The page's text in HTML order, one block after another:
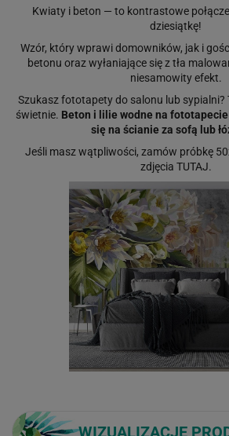
Kwiaty i beton — to kontrastowe
dziesiątkę!
Wzór, który wprawi domowników, jak i
betonu oraz wyłaniające się z tła
niesamowity efekt.
Szukasz fototapety do salonu lub sypialni?
świetnie. Beton i lilie wodne na
się na ścianie za sofą lub
Jeśli masz wątpliwości, zamów próbkę
zdjęcia TUTAJ.